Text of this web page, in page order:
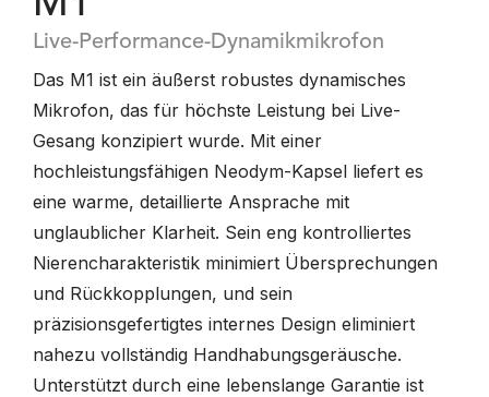
Live-Performance-Dynamikmikrofon
Das M1 ist ein äußerst robustes dynamisches
Mikrofon, das für höchste Leistung bei Live-
Gesang konzipiert wurde. Mit einer
hochleistungsfähigen Neodym-Kapsel liefert es
eine warme, detaillierte Ansprache mit
unglaublicher Klarheit. Sein eng kontrolliertes
Nierencharakteristik minimiert Übersprechungen
und Rückkopplungen, und sein
präzisionsgefertigtes internes Design eliminiert
nahezu vollständig Handhabungsgeräusche.
Unterstützt durch eine lebenslange Garantie ist